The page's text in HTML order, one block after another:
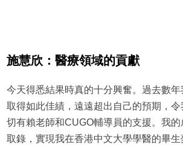
施慧欣：醫療領域的貢獻
今天得悉結果時真的十分興奮。過去數
取得如此佳績，遠遠超出自己的預期，
切有賴老師和CUGO輔導員的支援。我
取錄，實現我在香港中文大學學醫的畢